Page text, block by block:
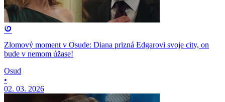
Zlomový moment v Osude: Diana prizná Edgarovi svoje city, on
bude v nemom úžase!
Osud
•
02. 03. 2026